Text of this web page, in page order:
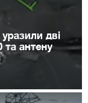
дві
та антену